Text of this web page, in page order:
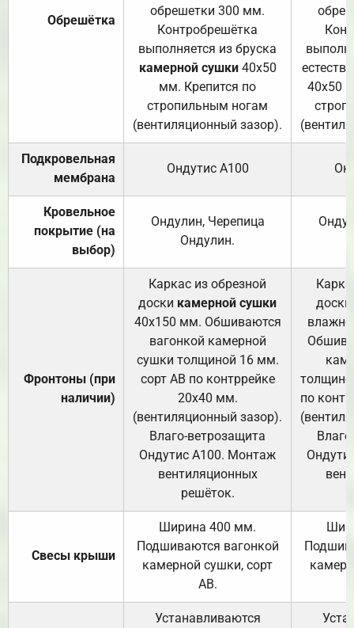
Обрешётка
обрешетки 300 мм.
Контробрешётка
выполняется из бруска
камерной сушки40х50
мм. Крепится по
стропильным ногам
(вентиляционный зазор).
40х50
Подкровельная
мембрана
Ондутис А100
Кровельное
покрытие (на
выбор)
Ондулин, Черепица
Ондулин.
Фронтоны (при
наличии)
Каркас из обрезной
доски камерной сушки
40х150 мм. Обшиваются
вагонкой камерной
сушки толщиной 16 мм.
сорт АВ по контррейке
20х40 мм.
(вентиляционный зазор).
Влаго-ветрозащита
Ондутис А100. Монтаж
вентиляционных
решёток.
доски
по
Свесы крыши
Ширина 400 мм.
Подшиваются вагонкой
камерной сушки, сорт
АВ.
Устанавливаются